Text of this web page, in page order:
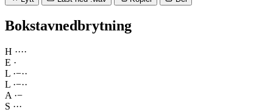
Bokstavnedbrytning
H ····
E ·
L ·−··
L ·−··
A ·−
S ···